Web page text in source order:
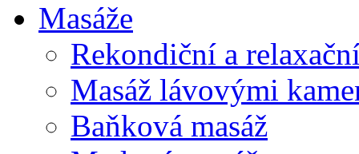
Masáže
Rekondiční a
Masáž lávovými
Baňková masáž